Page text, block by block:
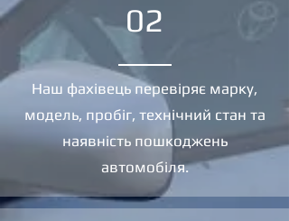
02
Наш фахівець перевіряє марку,
модель, пробіг, технічний стан та
наявність пошкоджень
автомобіля.